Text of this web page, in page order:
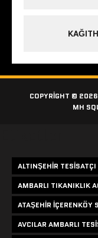
COPYRIGHT ©
MH
ALTINŞEHIR TESISATÇI
AMBARLI TIKANIKLIK
ATAŞEHIR IÇERENKÖY
AVCILAR AMBARLI